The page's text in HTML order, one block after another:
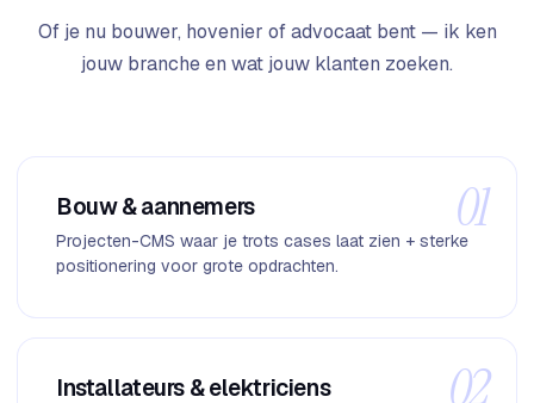
Of je nu bouwer, hovenier of advocaat bent — ik ken
jouw branche en wat jouw klanten zoeken.
01
Bouw & aannemers
Projecten-CMS waar je trots cases laat zien + sterke
positionering voor grote opdrachten.
02
Installateurs & elektriciens